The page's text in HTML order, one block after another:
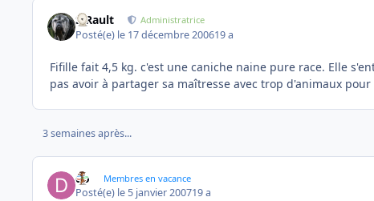
S.Rault Administratrice
Posté(e) le 17 décembre 200619 a
Fifille fait 4,5 kg. c'est une caniche naine pure race. Elle
pas avoir à partager sa maîtresse avec trop d'animaux
3 semaines après...
do Membres en vacance
Posté(e) le 5 janvier 200719 a